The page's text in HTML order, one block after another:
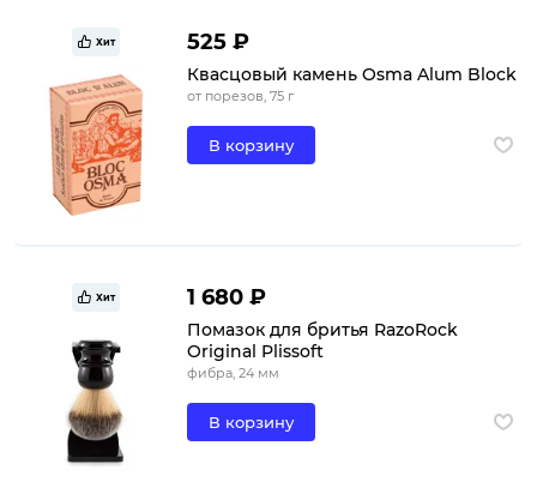
Хит 525 ₽
Квасцовый камень Osma Alum Block
от порезов, 75 г
В корзину
Хит 1 680 ₽
Помазок для бритья RazoRock
Original Plissoft
фибра, 24 мм
В корзину